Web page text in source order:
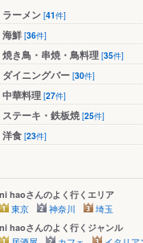
ラーメン [41件]
海鮮 [36件]
焼き鳥・串焼・鳥料理 [35件]
ダイニングバー [30件]
中華料理 [27件]
ステーキ・鉄板焼[25件]
洋食 [23件]
ni haoさんのよく行くエリア
東京 神奈川 埼玉
ni haoさんのよく行くジャンル